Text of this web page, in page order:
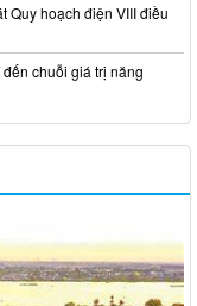
Quy hoạch điện VIII điều
chuỗi giá trị năng